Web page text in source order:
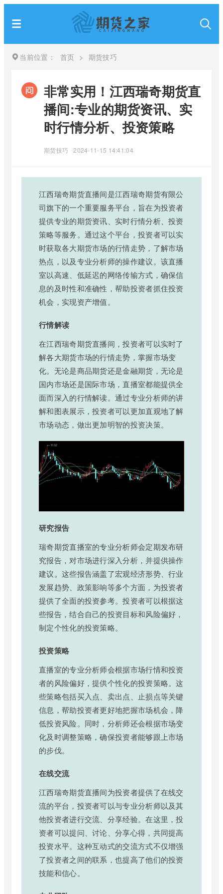
当前位置： 首页 > 期货技巧
非常实用！江西瑞奇期货直
播间:专业的期货资讯、实
时行情分析、投资策略
期货技巧 2024-11-15 14:41:04
江西瑞奇期货直播间是江西瑞奇期货有限公
司旗下的一个重要服务平台，旨在为投资者
提供专业的期货资讯、实时行情分析、投资
策略等服务。通过这个平台，投资者可以实
时获取各大期货市场的行情走势，了解市场
热点，以及专业分析师的操作建议。该直播
室以高速、低延迟的网络传输方式，确保信
息的及时性和准确性，帮助投资者抓住投资
机会，实现资产增值。
行情解读
在江西瑞奇期货直播间，投资者可以实时了
解各大期货市场的行情走势，掌握市场变
化。无论是商品期货还是金融期货，无论是
国内市场还是国际市场，直播室都能提供全
面而深入的行情解读。通过专业分析师的讲
解和图表展示，投资者可以更加直观地了解
市场动态，做出更加明智的投资决策。
研究报告
瑞奇期货直播室的专业分析师会定期发布研
究报告，对市场进行深入分析，并提供操作
建议。这些报告涵盖了宏观经济形势、行业
发展趋势、政策影响等多个方面，为投资者
提供了全面的投资参考。投资者可以根据这
些报告，结合自己的投资目标和风险偏好，
制定个性化的投资策略。
投资策略
直播室的专业分析师会根据市场行情和投资
者的风险偏好，提供个性化的投资策略。这
些策略包括买入点、卖出点、止损点等关键
信息，帮助投资者更好地把握市场机会，降
低投资风险。同时，分析师还会根据市场变
化及时调整策略，确保投资者能够跟上市场
的步伐。
在线交流
江西瑞奇期货直播间为投资者提供了在线交
流的平台，投资者可以与专业分析师以及其
他投资者进行交流、分享经验。在这里，投
资者可以提问、讨论、分享心得，共同提高
投资水平。这种互动式的交流方式不仅增强
了投资者之间的联系，也提高了他们的投资
技能和信心。